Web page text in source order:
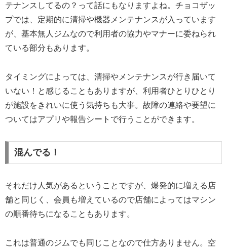
テナンスしてるの？って話にもなりますよね。チョコザッ
プでは、定期的に清掃や機器メンテナンスが入っています
が、基本無人ジムなので利用者の協力やマナーに委ねられ
ている部分もあります。
タイミングによっては、清掃やメンテナンスが行き届いて
いない！と感じることもありますが、利用者ひとりひとり
が施設をきれいに使う気持ちも大事。故障の連絡や要望に
ついてはアプリや報告シートで行うことができます。
混んでる！
それだけ人気があるということですが、爆発的に増える店
舗と同じく、会員も増えているので店舗によってはマシン
の順番待ちになることもあります。
これは普通のジムでも同じことなので仕方ありません。空